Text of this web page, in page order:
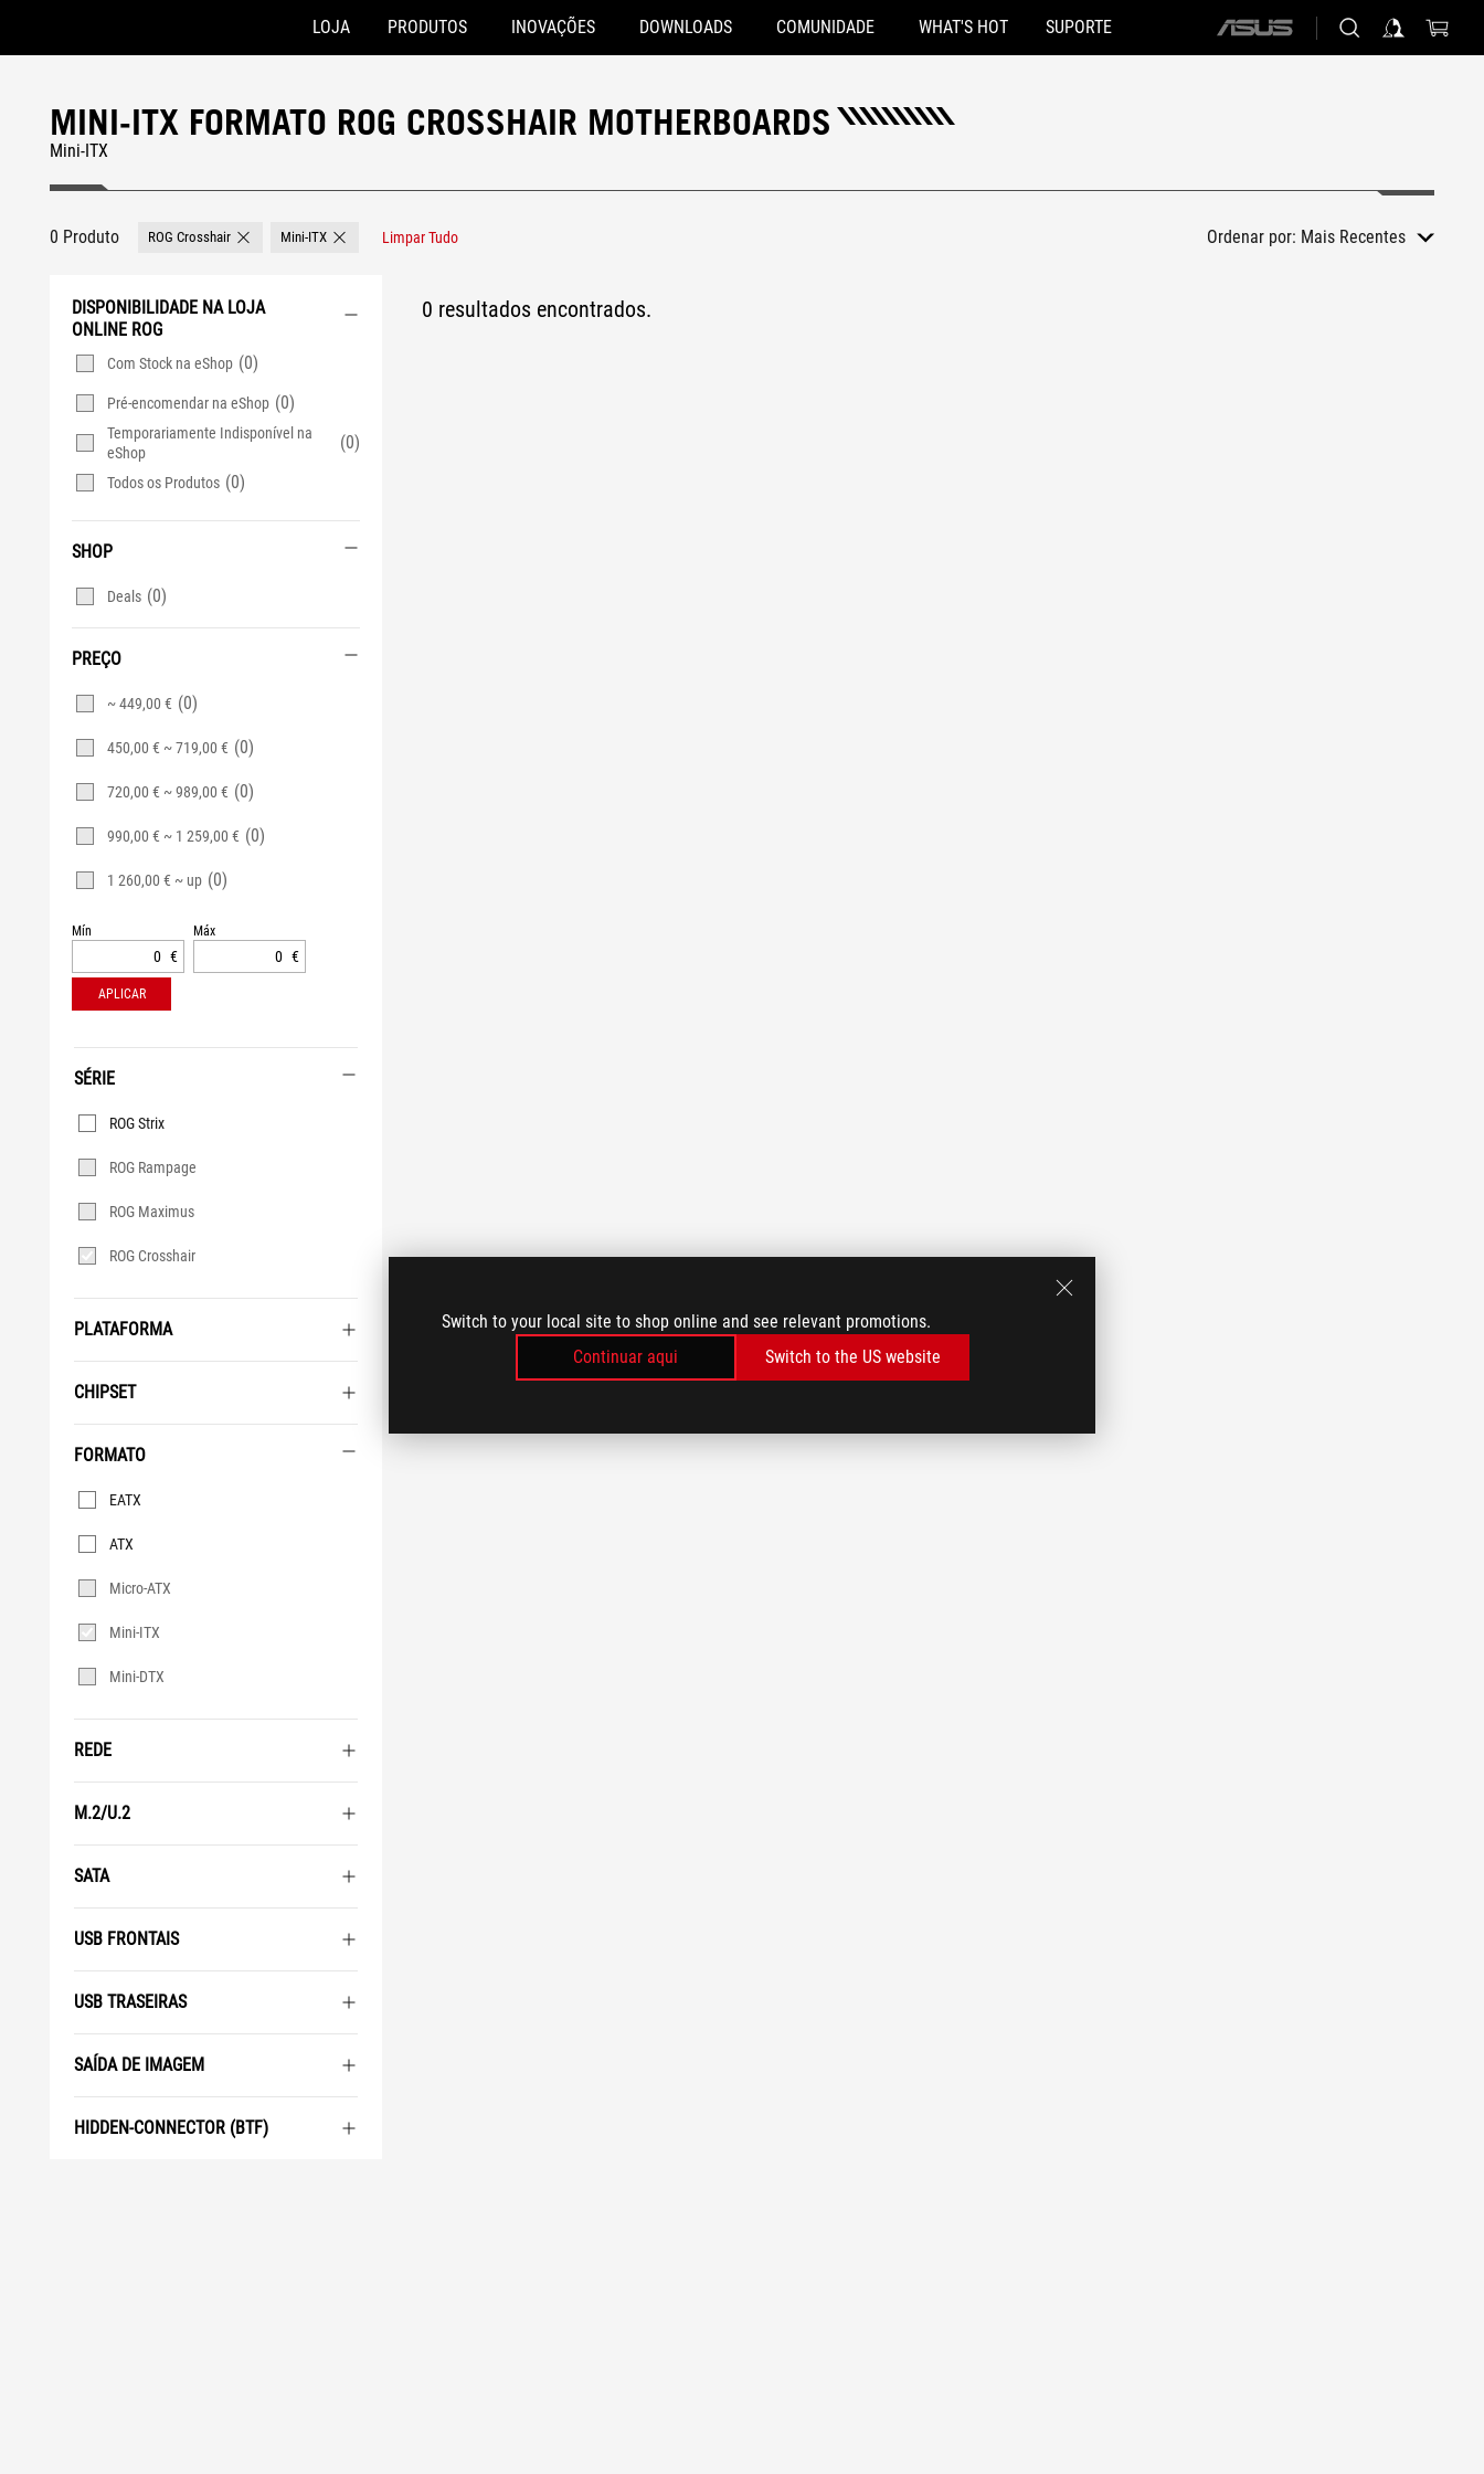
Switch to your local site to shop online and see relevant promotions.
Continuar aqui
Switch to the US website
Accessibility links
LOJA PRODUTOS INOVAÇÕES DOWNLOADS COMUNIDADE WHAT'S HOT SUPORTE
ASUS
MINI-ITX FORMATO ROG CROSSHAIR MOTHERBOARDS
Mini-ITX
0 Produto ROG Crosshair Remove ROG Crosshair
Mini-ITX Remove Mini-ITX
Limpar Tudo Ordenar por: Mais Recentes
DISPONIBILIDADE NA LOJA
ONLINE ROG
Com Stock na eShop (0)
Pré-encomendar na eShop (0)
Temporariamente Indisponível na
eShop
(0)
Todos os Produtos (0)
SHOP
Deals (0)
PREÇO
~ 449,00 € (0)
450,00 € ~ 719,00 € (0)
720,00 € ~ 989,00 € (0)
990,00 € ~ 1 259,00 € (0)
1 260,00 € ~ up (0)
Mín
€
Máx
€
APLICAR
SÉRIE
Série
ROG Rampage
ROG Maximus
ROG Crosshair
ROG Strix
PLATAFORMA
CHIPSET
FORMATO
Formato
EATX
ATX
Micro-ATX
Mini-ITX
Mini-DTX
REDE
M.2/U.2
SATA
USB FRONTAIS
USB TRASEIRAS
SAÍDA DE IMAGEM
HIDDEN-CONNECTOR (BTF)
0 resultados encontrados.